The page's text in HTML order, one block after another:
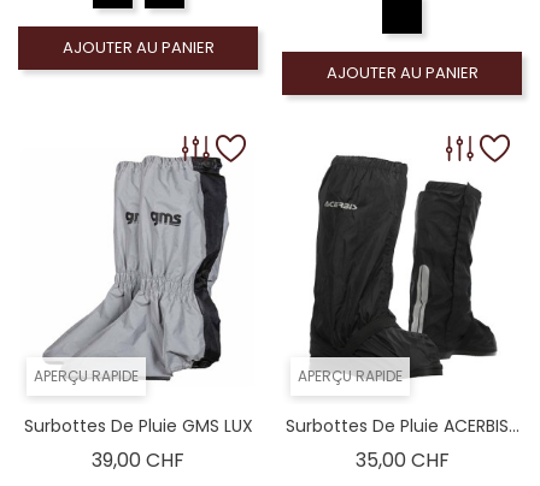
AJOUTER AU PANIER
AJOUTER AU PANIER
APERÇU RAPIDE
Surbottes De Pluie GMS LUX
39,00 CHF
APERÇU RAPIDE
Surbottes De Pluie ACERBIS...
35,00 CHFPrix